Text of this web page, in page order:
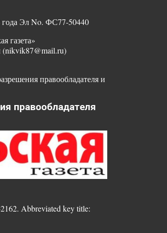
года Эл No. ФС77-50440
газета»
правообладателя и
правообладателя
Abbreviated key title: